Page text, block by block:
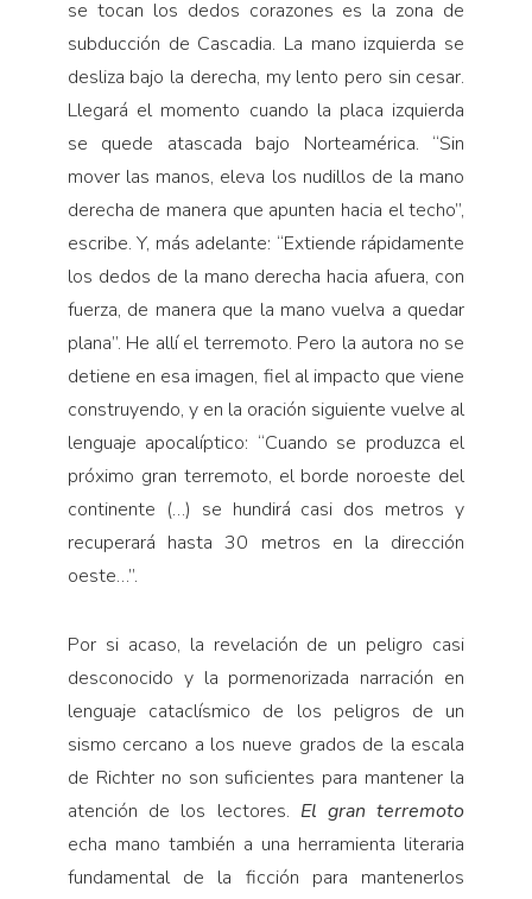
se tocan los dedos corazones es la zona de
subducción de Cascadia. La mano izquierda se
desliza bajo la derecha, my lento pero sin cesar.
Llegará el momento cuando la placa izquierda
se quede atascada bajo Norteamérica. “Sin
mover las manos, eleva los nudillos de la mano
derecha de manera que apunten hacia el techo”,
escribe. Y, más adelante: “Extiende rápidamente
los dedos de la mano derecha hacia afuera, con
fuerza, de manera que la mano vuelva a quedar
plana”. He allí el terremoto. Pero la autora no se
detiene en esa imagen, fiel al impacto que viene
construyendo, y en la oración siguiente vuelve al
lenguaje apocalíptico: “Cuando se produzca el
próximo gran terremoto, el borde noroeste del
continente (…) se hundirá casi dos metros y
recuperará hasta 30 metros en la dirección
oeste…”.
Por si acaso, la revelación de un peligro casi
desconocido y la pormenorizada narración en
lenguaje cataclísmico de los peligros de un
sismo cercano a los nueve grados de la escala
de Richter no son suficientes para mantener la
atención de los lectores. El gran terremoto
echa mano también a una herramienta literaria
fundamental de la ficción para mantenerlos